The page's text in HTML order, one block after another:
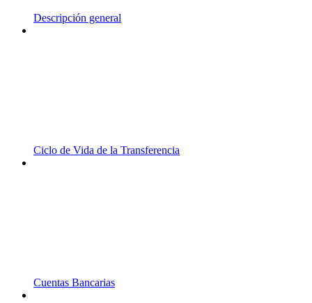
Descripción general
Ciclo de Vida de la Transferencia
Cuentas Bancarias